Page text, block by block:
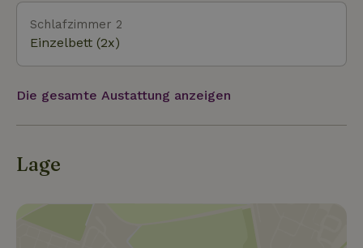
Schlafzimmer 2
Einzelbett (2x)
Die gesamte Austattung anzeigen
Lage